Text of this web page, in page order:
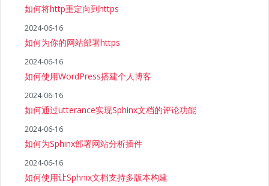
如何将http重定向到https
2024-06-16
如何为你的网站部署https
2024-06-16
如何使用WordPress搭建个人博客
2024-06-16
如何通过utterance实现Sphinx文档的评论功能
2024-06-16
如何为Sphinx部署网站分析插件
2024-06-16
如何使用让Sphnix文档支持多版本构建